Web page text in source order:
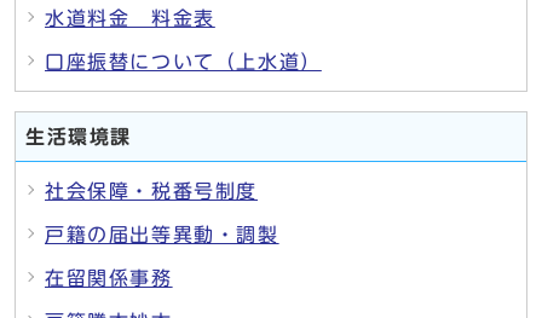
水道料金 料金表
口座振替について（上水道）
生活環境課
社会保障・税番号制度
戸籍の届出等異動・調製
在留関係事務